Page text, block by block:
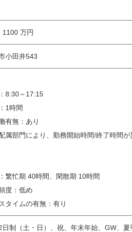
1100 万円
小田井543
8:30～17:15
1時間
有無：あり
属部門により、勤務開始時間/終了時間が
繁忙期 40時間、閑散期 10時間
度：低め
タイムの有無：有り
日制（土・日）、祝、年末年始、GW、